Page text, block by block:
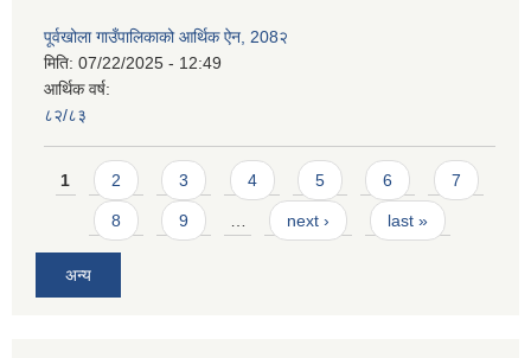
पूर्वखोला गाउँपालिकाको आर्थिक ऐन, 208२
मिति: 07/22/2025 - 12:49
आर्थिक वर्ष:
८२/८३
Pages
1 2 3 4 5 6 7
8 9 next › last »
अन्य